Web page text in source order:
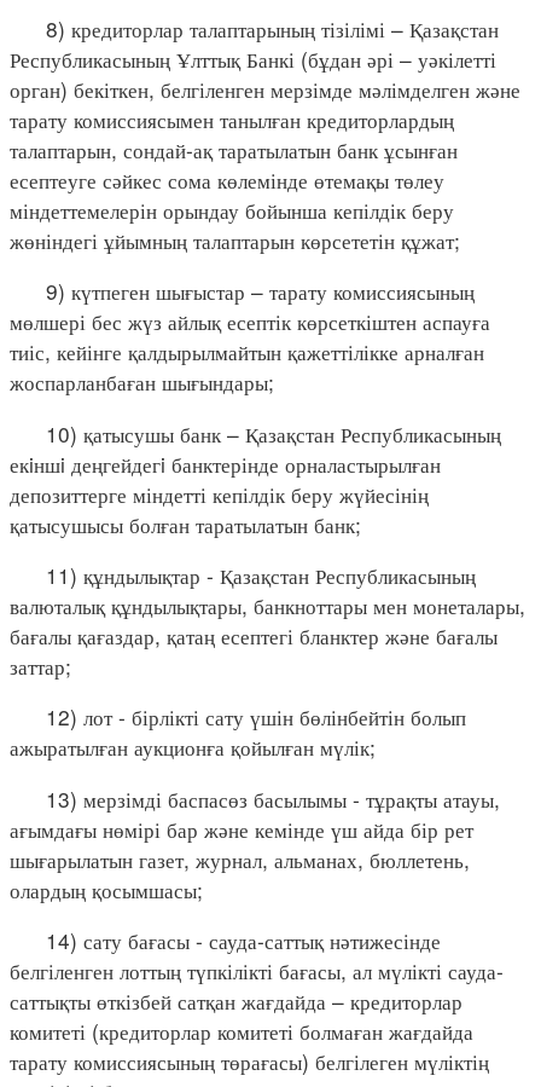
8) кредиторлар талаптарының тізілімі – Қазақстан
Республикасының Ұлттық Банкі (бұдан әрі – уәкілетті
орган) бекіткен, белгіленген мерзімде мәлімделген және
тарату комиссиясымен танылған кредиторлардың
талаптарын, сондай-ақ таратылатын банк ұсынған
есептеуге сәйкес сома көлемінде өтемақы төлеу
міндеттемелерін орындау бойынша кепілдік беру
жөніндегі ұйымның талаптарын көрсететін құжат;
9) күтпеген шығыстар – тарату комиссиясының
мөлшері бес жүз айлық есептік көрсеткіштен аспауға
тиіс, кейінге қалдырылмайтын қажеттілікке арналған
жоспарланбаған шығындары;
10) қатысушы банк – Қазақстан Республикасының
екiншi деңгейдегi банктерінде орналастырылған
депозиттерге міндетті кепілдік беру жүйесінің
қатысушысы болған таратылатын банк;
11) құндылықтар - Қазақстан Республикасының
валюталық құндылықтары, банкноттары мен монеталары,
бағалы қағаздар, қатаң есептегі бланктер және бағалы
заттар;
12) лот - бірлікті сату үшін бөлінбейтін болып
ажыратылған аукционға қойылған мүлік;
13) мерзімді баспасөз басылымы - тұрақты атауы,
ағымдағы нөмірі бар және кемінде үш айда бір рет
шығарылатын газет, журнал, альманах, бюллетень,
олардың қосымшасы;
14) сату бағасы - сауда-саттық нәтижесінде
белгіленген лоттың түпкілікті бағасы, ал мүлікті сауда-
саттықты өткізбей сатқан жағдайда – кредиторлар
комитеті (кредиторлар комитеті болмаған жағдайда
тарату комиссиясының төрағасы) белгілеген мүліктің